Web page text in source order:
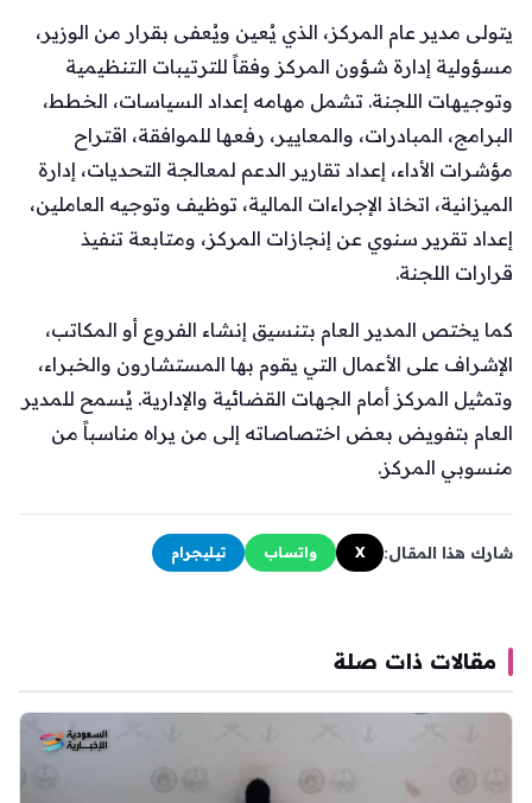
يتولى مدير عام المركز، الذي يُعين ويُعفى بقرار من الوزير،
مسؤولية إدارة شؤون المركز وفقاً للترتيبات التنظيمية
وتوجيهات اللجنة. تشمل مهامه إعداد السياسات، الخطط،
البرامج، المبادرات، والمعايير، رفعها للموافقة، اقتراح
مؤشرات الأداء، إعداد تقارير الدعم لمعالجة التحديات، إدارة
الميزانية، اتخاذ الإجراءات المالية، توظيف وتوجيه العاملين،
إعداد تقرير سنوي عن إنجازات المركز، ومتابعة تنفيذ
قرارات اللجنة.
كما يختص المدير العام بتنسيق إنشاء الفروع أو المكاتب،
الإشراف على الأعمال التي يقوم بها المستشارون والخبراء،
وتمثيل المركز أمام الجهات القضائية والإدارية. يُسمح للمدير
العام بتفويض بعض اختصاصاته إلى من يراه مناسباً من
منسوبي المركز.
شارك هذا المقال: X واتساب تيليجرام
مقالات ذات صلة